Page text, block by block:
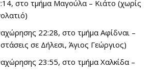
στο τμήμα Μαγούλα – Κιάτο (χωρίς
22:28, στο τμήμα Αφίδναι –
σε Δήλεσι, Άγιος Γεώργιος)
23:55, στο τμήμα Χαλκίδα –